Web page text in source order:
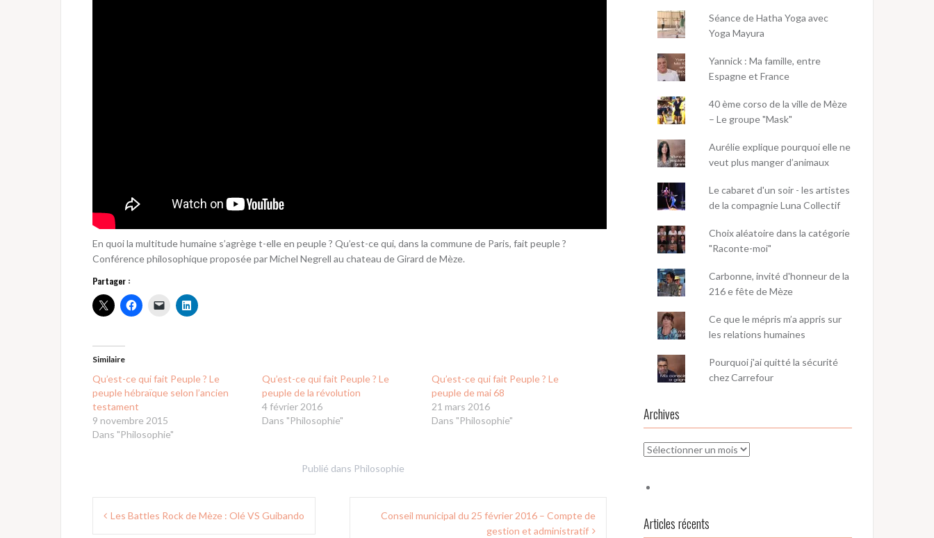
En quoi la multitude humaine s’agrège t-elle en peuple ? Qu’est-ce qui, dans la commune de Paris, fait peuple ?
Conférence philosophique proposée par Michel Negrell au chateau de Girard de Mèze.
Partager :
Similaire
Qu’est-ce qui fait Peuple ? Le
peuple hébraïque selon l’ancien
testament
9 novembre 2015
Dans "Philosophie"
Qu’est-ce qui fait Peuple ? Le
peuple de la révolution
4 février 2016
Dans "Philosophie"
Qu’est-ce qui fait Peuple ? Le
peuple de mai 68
21 mars 2016
Dans "Philosophie"
Publié dans Philosophie
Navigation
Les Battles Rock de Mèze : Olé VS Guibando
Conseil municipal du 25 février 2016 – Compte de
gestion et administratif
Séance de Hatha Yoga avec
Yoga Mayura
Yannick : Ma famille, entre
Espagne et France
40 ème corso de la ville de Mèze
– Le groupe "Mask"
Aurélie explique pourquoi elle ne
veut plus manger d’animaux
Le cabaret d'un soir - les artistes
de la compagnie Luna Collectif
Choix aléatoire dans la catégorie
"Raconte-moi"
Carbonne, invité d'honneur de la
216 e fête de Mèze
Ce que le mépris m’a appris sur
les relations humaines
Pourquoi j'ai quitté la sécurité
chez Carrefour
Archives
Archives
Articles récents